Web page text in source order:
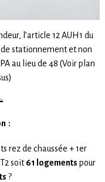
l’article 12 AUH1 du
de stationnement et non
au lieu de 48 (Voir plan
:
rez de chaussée + 1er
soit61 logements pour
?